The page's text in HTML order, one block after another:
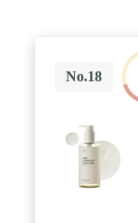
No.18